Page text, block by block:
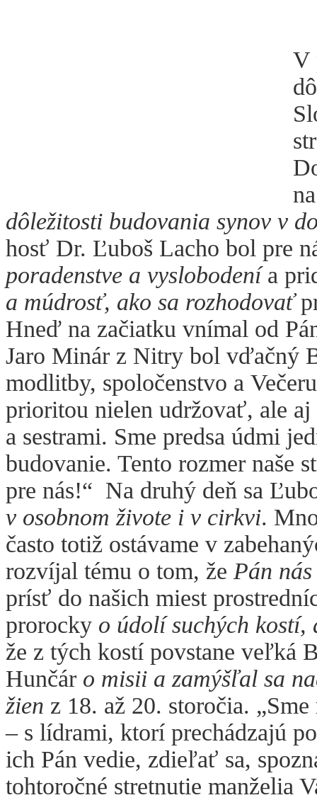
V
dôležitosti budovania synov v
hosť Dr. Ľuboš Lacho bol pre
poradenstve a vyslobodenía
a múdrosť, ako sa rozhodovať
Hneď na začiatku vnímal od
Jaro Minár z Nitry bol vďačný
modlitby, spoločenstvo a
prioritou nielen udržovať, ale
a sestrami. Sme predsa údmi
budovanie. Tento rozmer naše
pre nás!“ Na druhý deň sa
v osobnom živote i v cirkvi.
často totiž ostávame v
rozvíjal tému o tom, že Pán
prísť do našich miest
prorocky o údolí suchých kostí,
že z tých kostí povstane veľká
Hunčár o misii a zamýšľal sa
žien z 18. až 20. storočia.
– s lídrami, ktorí prechádzajú
ich Pán vedie, zdieľať sa,
tohtoročné stretnutie manželia